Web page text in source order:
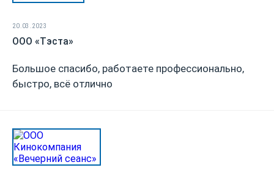
20.03.2023
ООО «Тэста»
Большое спасибо, работаете профессионально,
быстро, всё отлично